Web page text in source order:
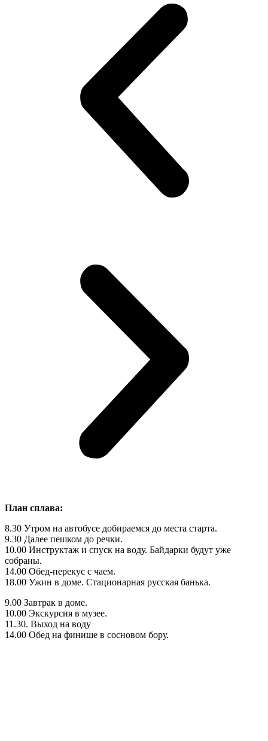
План сплава:
8.30 Утром на автобусе добираемся до места старта.
9.30 Далее пешком до речки.
10.00 Инструктаж и спуск на воду. Байдарки будут уже
собраны.
14.00 Обед-перекус с чаем.
18.00 Ужин в доме. Стационарная русская банька.
9.00 Завтрак в доме.
10.00 Экскурсия в музее.
11.30. Выход на воду
14.00 Обед на финише в сосновом бору.